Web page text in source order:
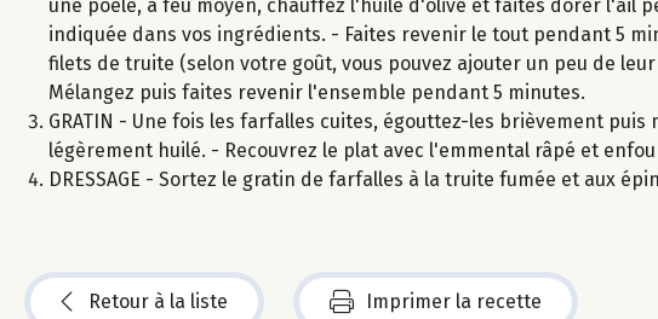
une poêle, à feu moyen, chauffez l'huile d'olive et faites dorer l'ail
indiquée dans vos ingrédients. - Faites revenir le tout pendant 5
filets de truite (selon votre goût, vous pouvez ajouter un peu de
Mélangez puis faites revenir l'ensemble pendant 5 minutes.
GRATIN - Une fois les farfalles cuites, égouttez-les brièvement
légèrement huilé. - Recouvrez le plat avec l'emmental râpé et
DRESSAGE - Sortez le gratin de farfalles à la truite fumée et aux
Retour à la liste Imprimer la recette